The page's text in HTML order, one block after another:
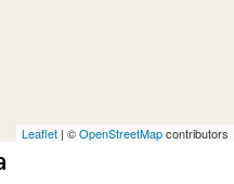
Leaflet | ©OpenStreetMapcontributors